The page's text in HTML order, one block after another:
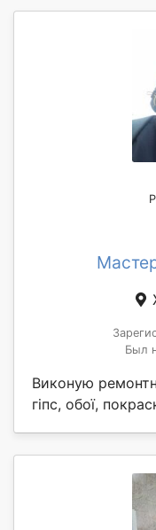
Был
Виконую
гіпс, обої,